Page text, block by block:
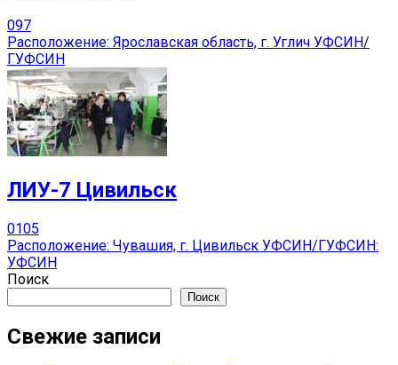
097
Расположение: Ярославская область, г. Углич УФСИН/
ГУФСИН
ЛИУ-7 Цивильск
0105
Расположение: Чувашия, г. Цивильск УФСИН/ГУФСИН:
УФСИН
Поиск
Поиск
Свежие записи